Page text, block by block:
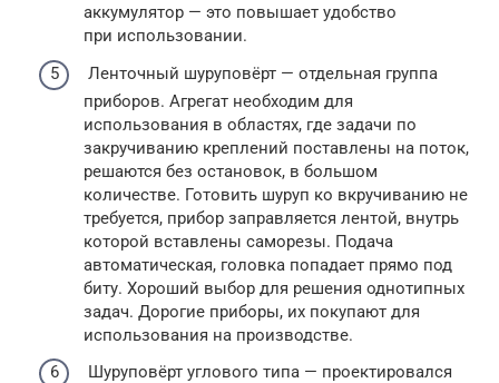
аккумулятор — это повышает удобство
при использовании.
Ленточный шуруповёрт — отдельная группа
приборов. Агрегат необходим для
использования в областях, где задачи по
закручиванию креплений поставлены на поток,
решаются без остановок, в большом
количестве. Готовить шуруп ко вкручиванию не
требуется, прибор заправляется лентой, внутрь
которой вставлены саморезы. Подача
автоматическая, головка попадает прямо под
биту. Хороший выбор для решения однотипных
задач. Дорогие приборы, их покупают для
использования на производстве.
Шуруповёрт углового типа — проектировался